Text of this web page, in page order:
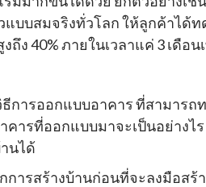
วแบบสมจริงทั่วโลก ให้ลูกค้าได้
40% ภายในเวลาแค่ 3 เดือน
ธีการออกแบบอาคาร ที่สามาร
ารที่ออกแบบมาจะเป็นอย่างไ
นได้
ารสร้างบ้านก่อนที่จะลงมือสร้